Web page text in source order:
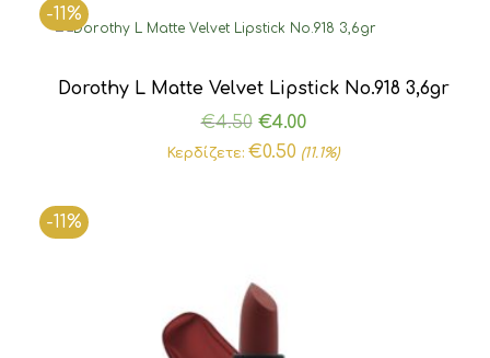
-11%
Dorothy L Matte Velvet Lipstick Νο.918 3,6gr
€4.50 Original
price
€4.00Η
τρέχουσα
Κερδίζετε: €0.50 (11.1%)
-11%